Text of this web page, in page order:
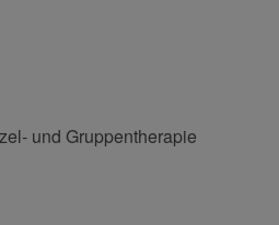
und Gruppentherapie